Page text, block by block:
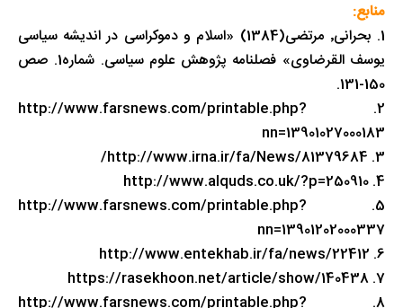
منابع:
1. بحرانی٬ مرتضی(1384) «اسلام و دموکراسی در اندیشه سیاسی
یوسف القرضاوی» فصلنامه پژوهش علوم سیاسی. شماره1. صص
150-131.
2. http://www.farsnews.com/printable.php?
nn=13901027000183
3. http://www.irna.ir/fa/News/81379684/
4. http://www.alquds.co.uk/?p=250910
5. http://www.farsnews.com/printable.php?
nn=13901202000337
6. http://www.entekhab.ir/fa/news/22412
7. https://rasekhoon.net/article/show/140438